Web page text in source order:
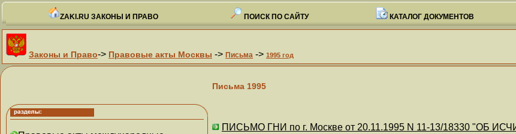
ZAKI.RU ЗАКОНЫ И ПРАВО ПОИСК ПО САЙТУ КАТАЛОГ ДОКУМЕНТОВ
Законы и Право-> Правовые акты Москвы -> Письма -> 1995 год
Письма 1995
ПИСЬМО ГНИ по г. Москве от 20.11.1995 N 11-13/18330